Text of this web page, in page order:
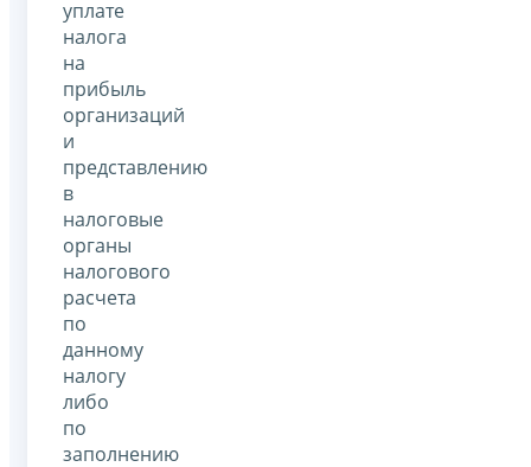
уплате
налога
на
прибыль
организаций
и
представлению
в
налоговые
органы
налогового
расчета
по
данному
налогу
либо
по
заполнению